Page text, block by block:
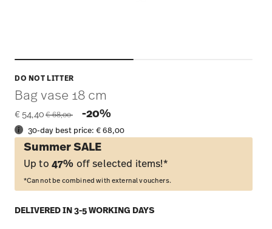
DO NOT LITTER
Bag vase 18 cm
€ 54,40 Price reduced from
€ 68,00 -20%
30-day best price:€ 68,00
Summer SALE
Up to 47% off selected items!*
*Cannot be combined with external vouchers.
DELIVERED IN 3-5 WORKING DAYS